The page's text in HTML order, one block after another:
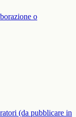
o
(da pubblicare in